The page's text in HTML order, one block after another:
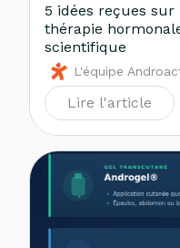
5 idées reçues
thérapie
scientifique
L'équipe
Lire l'article